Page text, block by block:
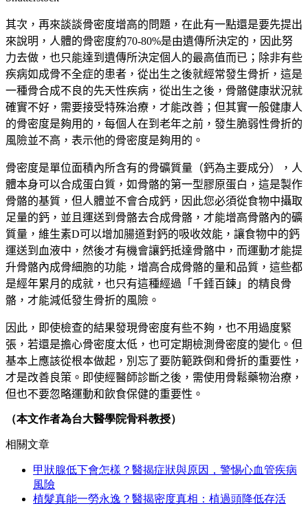
其次，再來談談骨密度增高的問題，在此有一點還是要先提出
來說明，人體的骨密度約70-80%是由遺傳所決定的，因此努
力去做，也只能達到遺傳所決定個人的最高值而已；除非有些
疾病如成骨不全症的患者，從出生之後就經常發生骨折，這是
一種骨合成不良的先天性疾病，從出生之後，骨骼健康狀況就
確實不好，需要接受特殊治療，才能改善；但其實一般健康人
的骨密度是夠用的，每個人在到老年之前，發生脆弱性骨折的
風險並不高，表示他的骨密度是夠用的。
骨密度是單位面積內所含有的骨礦質量（鈣為主要成分），人
體本身可以合成蛋白質，如骨骼的第一型膠原蛋白，這是製作
骨骼的基質，但人體並不會合成鈣，因此您必須從食物中攝取
足量的鈣，並且運送到骨骼去合成骨骼，才能增高骨骼內的礦
質量，維生素D可以增加腸道對鈣的吸收效能，讓食物中的鈣
運送到血液中，然後才有機會讓鈣抵達骨骼中，而運動才能提
升骨骼內成骨細胞的功能，增高合成骨骼的量和品質，這些都
是經年累月的成就，也只有這種經過「千錘百鍊」的精良骨
骼，才能減低發生骨折的風險。
因此，即使檢查的結果發現骨密度有些不夠，也不用過度緊
張，若還是擔心骨密度太低，也可定期檢測骨密度的變化。但
基本上應該從根本做起，別忘了要防範跌倒和骨折的重要性，
才是改善良策。即使經醫師診斷之後，需使用骨鬆藥物治療，
但也不要忽略運動和飲食保健的重要性 。
（本文作者為台大醫學院骨科教授）
相關文章
甲狀腺低下會怎樣？醫揭症狀與原因，警惕心血管疾病
風險
植髮真能一勞永逸？醫揭密度真相：植過頭降低存活